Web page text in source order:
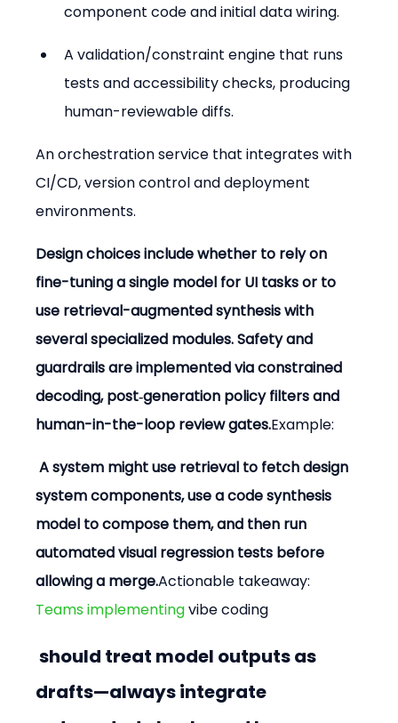
component code and initial data wiring.
A validation/constraint engine that runs
tests and accessibility checks, producing
human-reviewable diffs.
An orchestration service that integrates with
CI/CD, version control and deployment
environments.
Design choices include whether to rely on
fine-tuning a single model for UI tasks or to
use retrieval-augmented synthesis with
several specialized modules. Safety and
guardrails are implemented via constrained
decoding, post‑generation policy filters and
human-in-the-loop review gates.Example:
A system might use retrieval to fetch design
system components, use a code synthesis
model to compose them, and then run
automated visual regression tests before
allowing a merge.Actionable takeaway:
Teams implementing vibe coding
should treat model outputs as
drafts—always integrate